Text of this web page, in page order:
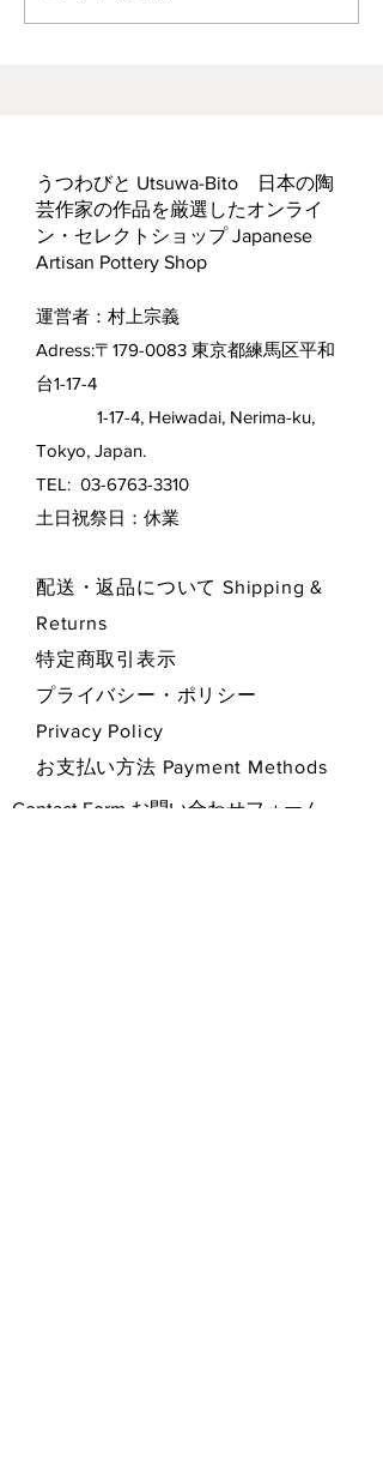
うつわびと Utsuwa-Bito 日本の陶
芸作家の作品を厳選したオンライ
ン・セレクトショップ Japanese
Artisan Pottery Shop
運営者：村上宗義
Adress:〒179-0083 東京都練馬区平和
台1-17-4
1-17-4, Heiwadai, Nerima-ku,
Tokyo, Japan.
TEL: 03-6763-3310
​土日祝祭日：休業
配送・返品について Shipping &
Returns
特定商取引表示
プライバシー・ポリシー
Privacy Policy
お支払い方法 Payment Methods
Contact Form お問い合わせフォーム